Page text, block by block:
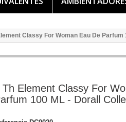
Classy For Woman Eau De
Th Element Classy For
100 ML - Dorall